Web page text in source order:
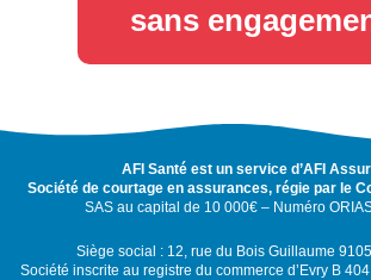
sans
AFI Santé est un service d’AFI
Société de courtage en assurances, régie par le
SAS au capital de 10 000€ – Numéro
Siège social : 12, rue du Bois Guillaume
Société inscrite au registre du commerce d’Evry B